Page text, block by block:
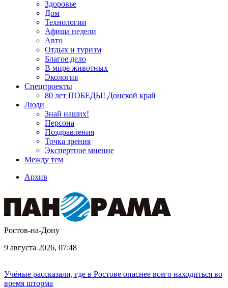
Здоровье
Дом
Технологии
Афиша недели
Авто
Отдых и туризм
Благое дело
В мире животных
Экология
Спецпроекты
80 лет ПОБЕДЫ! Донской край
Люди
Знай наших!
Персона
Поздравления
Точка зрения
Экспертное мнение
Между тем
Архив
Ростов-на-Дону
9 августа 2026, 07:48
Учёные рассказали, где в Ростове опаснее всего находиться во
время шторма